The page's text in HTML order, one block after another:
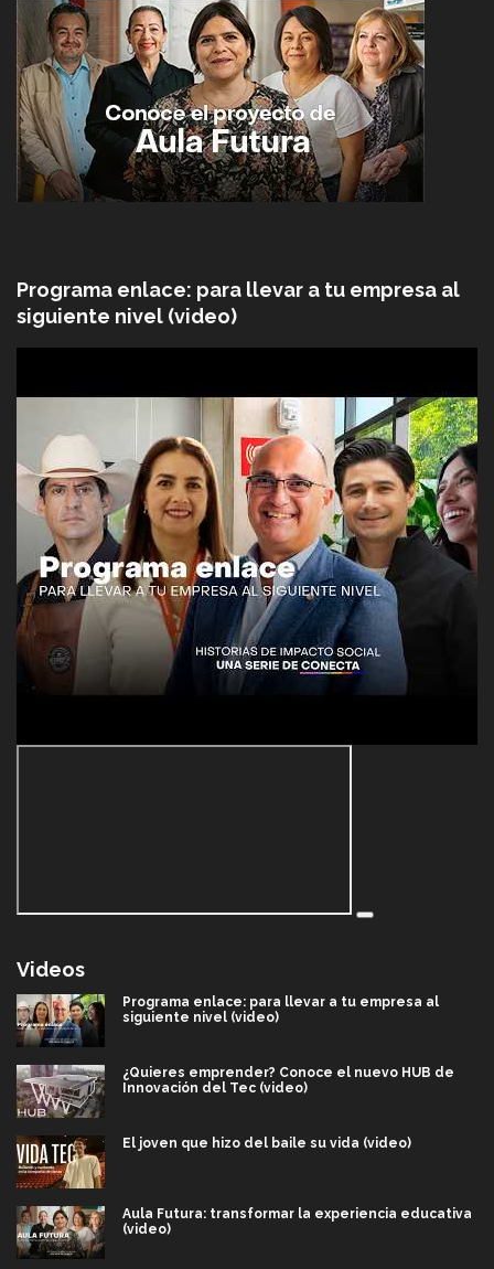
Programa enlace: para llevar a tu empresa al
siguiente nivel (video)
Videos
Programa enlace: para llevar a tu empresa al
siguiente nivel (video)
¿Quieres emprender? Conoce el nuevo HUB de
Innovación del Tec (video)
El joven que hizo del baile su vida (video)
Aula Futura: transformar la experiencia educativa
(video)